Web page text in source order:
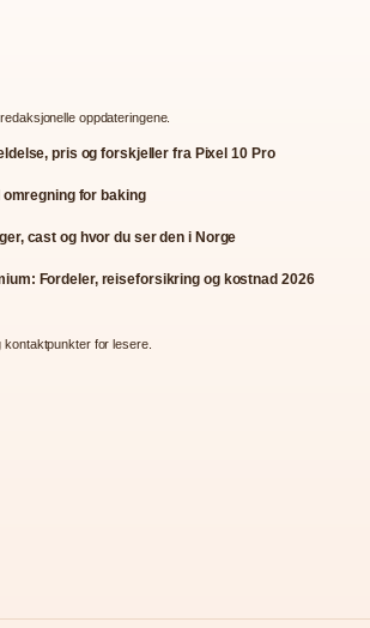
oppdateringene.
pris og forskjeller fra Pixel 10 Pro
for baking
cast og hvor du ser den i Norge
Fordeler, reiseforsikring og kostnad 2026
kontaktpunkter for lesere.